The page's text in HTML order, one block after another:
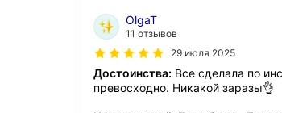
OlgaT
11 отзывов
29 июля 2025
Достоинства: Все сделала по
превосходно. Никакой заразы👌